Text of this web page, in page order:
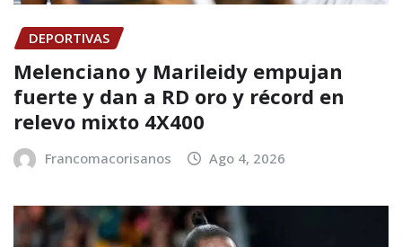
DEPORTIVAS
Melenciano y Marileidy empujan
fuerte y dan a RD oro y récord en
relevo mixto 4X400
Francomacorisanos Ago 4, 2026